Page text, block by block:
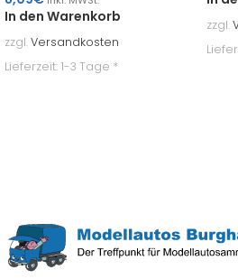
In den Warenkorb
zzgl.Versandkosten
Lieferzeit: 1-3 Tage *
zzgl.